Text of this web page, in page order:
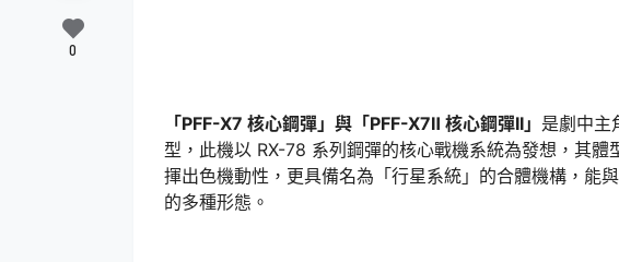
「PFF-X7 核心鋼彈」與「PFF-X7Ⅱ 核心鋼彈II」 是劇中主
型，此機以 RX-78 系列鋼彈的核心戰機系統為發想，其
揮出色機動性，更具備名為「行星系統」的合體機構，能
的多種形態。
0